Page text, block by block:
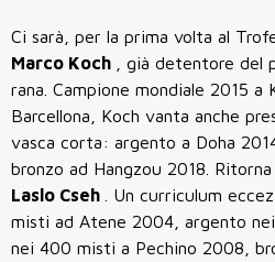
Ci sarà, per la prima volta al
Marco Koch
, già detentore del
rana. Campione mondiale 2015 a
Barcellona, Koch vanta anche
vasca corta: argento a Doha
bronzo ad Hangzou 2018. Ritorna
Laslo Cseh
. Un curriculum
misti ad Atene 2004, argento
nei 400 misti a Pechino 2008,